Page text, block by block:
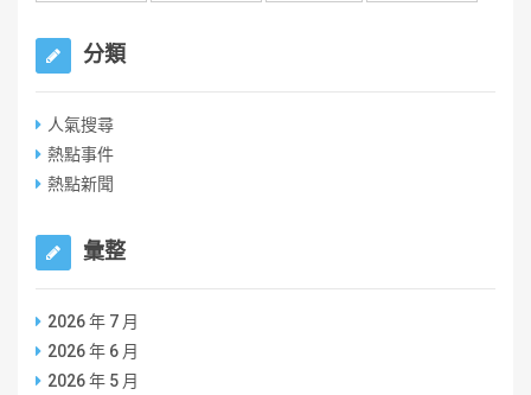
分類
人氣搜尋
熱點事件
熱點新聞
彙整
2026 年 7 月
2026 年 6 月
2026 年 5 月